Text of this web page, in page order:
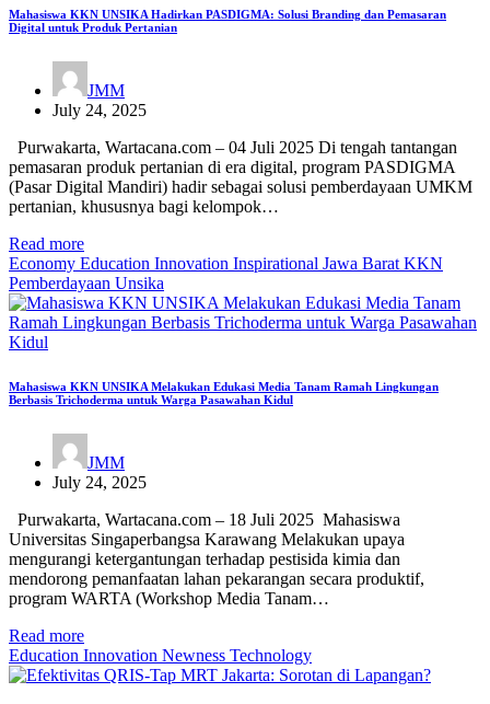
Mahasiswa KKN UNSIKA Hadirkan PASDIGMA: Solusi Branding dan Pemasaran
Digital untuk Produk Pertanian
JMM
July 24, 2025
Purwakarta, Wartacana.com – 04 Juli 2025 Di tengah tantangan
pemasaran produk pertanian di era digital, program PASDIGMA
(Pasar Digital Mandiri) hadir sebagai solusi pemberdayaan UMKM
pertanian, khususnya bagi kelompok…
Read more
Economy Education Innovation Inspirational Jawa Barat KKN
Pemberdayaan Unsika
Mahasiswa KKN UNSIKA Melakukan Edukasi Media Tanam Ramah Lingkungan
Berbasis Trichoderma untuk Warga Pasawahan Kidul
JMM
July 24, 2025
Purwakarta, Wartacana.com – 18 Juli 2025 Mahasiswa
Universitas Singaperbangsa Karawang Melakukan upaya
mengurangi ketergantungan terhadap pestisida kimia dan
mendorong pemanfaatan lahan pekarangan secara produktif,
program WARTA (Workshop Media Tanam…
Read more
Education Innovation Newness Technology